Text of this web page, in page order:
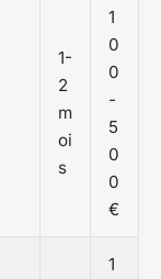
1-
2
m
oi
s
1
0
0
-
5
0
0
€
1